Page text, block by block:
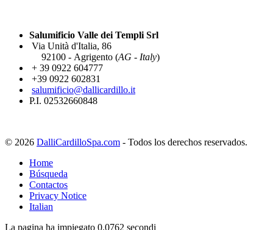
Salumificio Valle dei Templi Srl
Via Unità d'Italia, 86
92100 - Agrigento (AG - Italy)
+ 39 0922 604777
+39 0922 602831
salumificio@dallicardillo.it
P.I. 02532660848
© 2026 DalliCardilloSpa.com - Todos los derechos reservados.
Home
Búsqueda
Contactos
Privacy Notice
Italian
La pagina ha impiegato 0.0762 secondi